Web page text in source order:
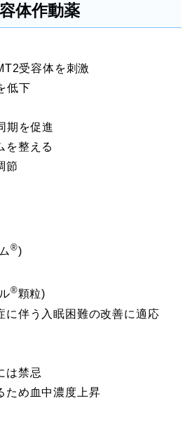
体作動薬
受容体を刺激
低下
を促進
える
節
®)
®顆粒)
伴う入眠困難の改善に適応
は禁忌
め血中濃度上昇